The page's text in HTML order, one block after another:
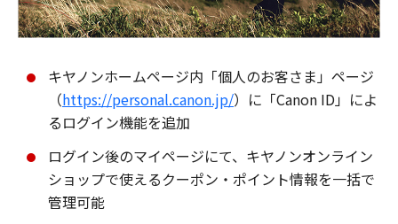
キヤノンホームページ内「個人のお客さま」ページ
（https://personal.canon.jp/）に「Canon ID」によ
るログイン機能を追加
ログイン後のマイページにて、キヤノンオンライン
ショップで使えるクーポン・ポイント情報を一括で
管理可能